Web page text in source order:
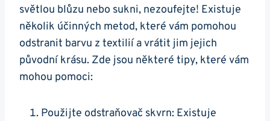
světlou blůzu nebo sukni, nezoufejte! Existuje
několik účinných metod, které vám pomohou
odstranit barvu z textilií a vrátit jim jejich
původní krásu. Zde jsou některé tipy, které vám
mohou pomoci:
Použijte odstraňovač skvrn: Existuje